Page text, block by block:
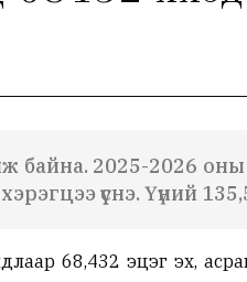
байна. 2025-2026
үүснэ. Үүний
68,432 эцэг эх,